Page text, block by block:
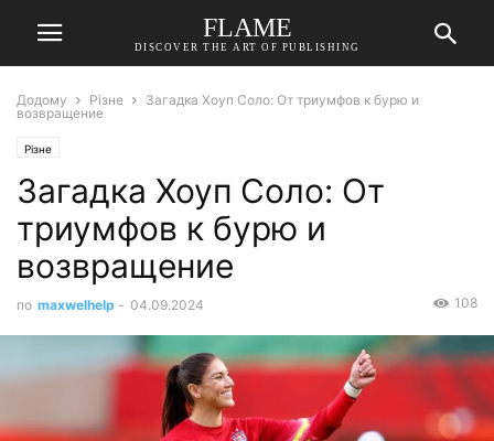
FLAME
DISCOVER THE ART OF PUBLISHING
Додому Різне
Загадка Хоуп Соло: От триумфов к бурю и
возвращение
Різне
Загадка Хоуп Соло: От
триумфов к бурю и
возвращение
по maxwelhelp - 04.09.2024 108